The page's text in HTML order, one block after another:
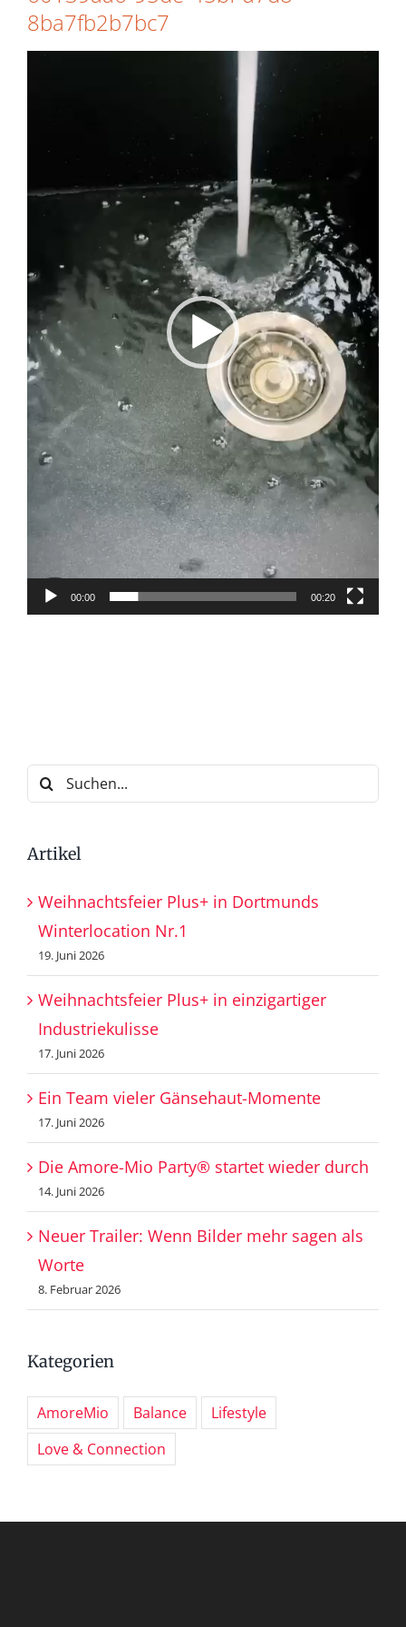
8ba7fb2b7bc7
00:00 00:20
Suche
nach:
Artikel
Weihnachtsfeier Plus+ in Dortmunds
Winterlocation Nr.1
19. Juni 2026
Weihnachtsfeier Plus+ in einzigartiger
Industriekulisse
17. Juni 2026
Ein Team vieler Gänsehaut-Momente
17. Juni 2026
Die Amore-Mio Party® startet wieder durch
14. Juni 2026
Neuer Trailer: Wenn Bilder mehr sagen als
Worte
8. Februar 2026
Kategorien
AmoreMio Balance
Lifestyle
Love & Connection